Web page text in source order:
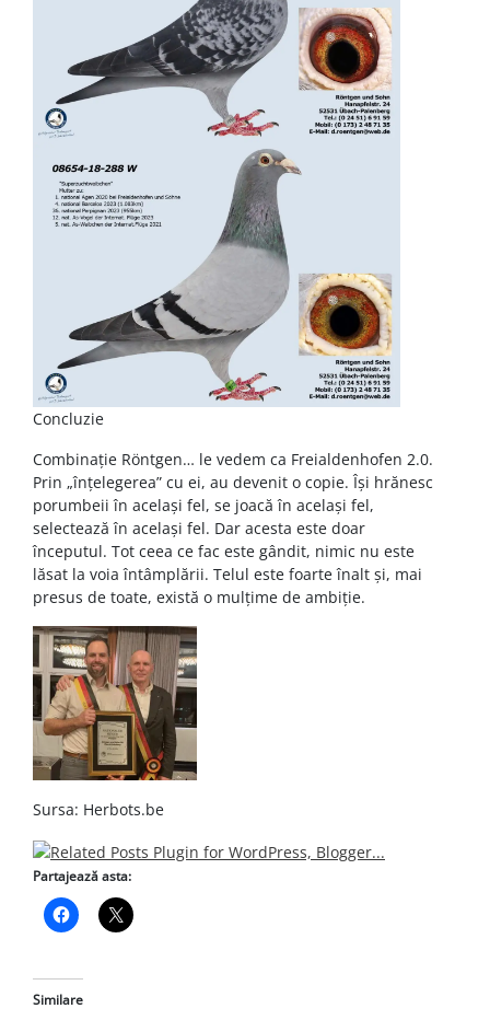
Concluzie
Combinație Röntgen… le vedem ca Freialdenhofen 2.0.
Prin „înțelegerea” cu ei, au devenit o copie. Îşi hrănesc
porumbeii în acelaşi fel, se joacă în acelaşi fel,
selectează în acelaşi fel. Dar acesta este doar
începutul. Tot ceea ce fac este gândit, nimic nu este
lăsat la voia întâmplării. Telul este foarte înalt și, mai
presus de toate, există o mulțime de ambiție.
Sursa: Herbots.be
Partajează asta:
Similare